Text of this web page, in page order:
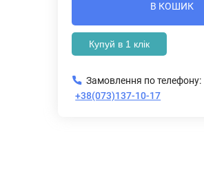
В КОШИК
Купуй в 1 клік
Замовлення по телефону:
+38(073)137-10-17